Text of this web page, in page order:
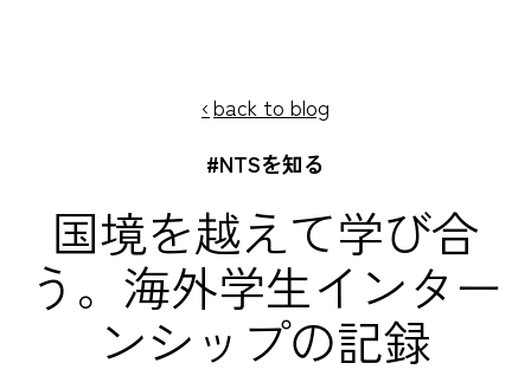
back to blog
#NTSを知る
国境を越えて学び合
う。海外学生インター
ンシップの記録